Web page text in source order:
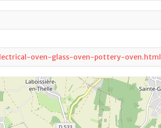
oven-glass-oven-pottery-oven.html